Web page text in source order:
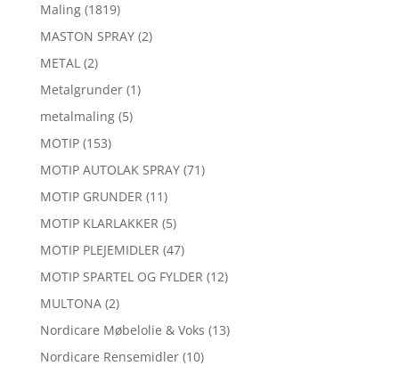
Maling (1819)
MASTON SPRAY (2)
METAL (2)
Metalgrunder (1)
metalmaling (5)
MOTIP (153)
MOTIP AUTOLAK SPRAY (71)
MOTIP GRUNDER (11)
MOTIP KLARLAKKER (5)
MOTIP PLEJEMIDLER (47)
MOTIP SPARTEL OG FYLDER (12)
MULTONA (2)
Nordicare Møbelolie & Voks (13)
Nordicare Rensemidler (10)